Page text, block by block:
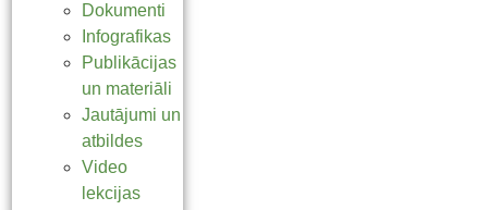
Dokumenti
Infografikas
Publikācijas
un materiāli
Jautājumi un
atbildes
Video
lekcijas